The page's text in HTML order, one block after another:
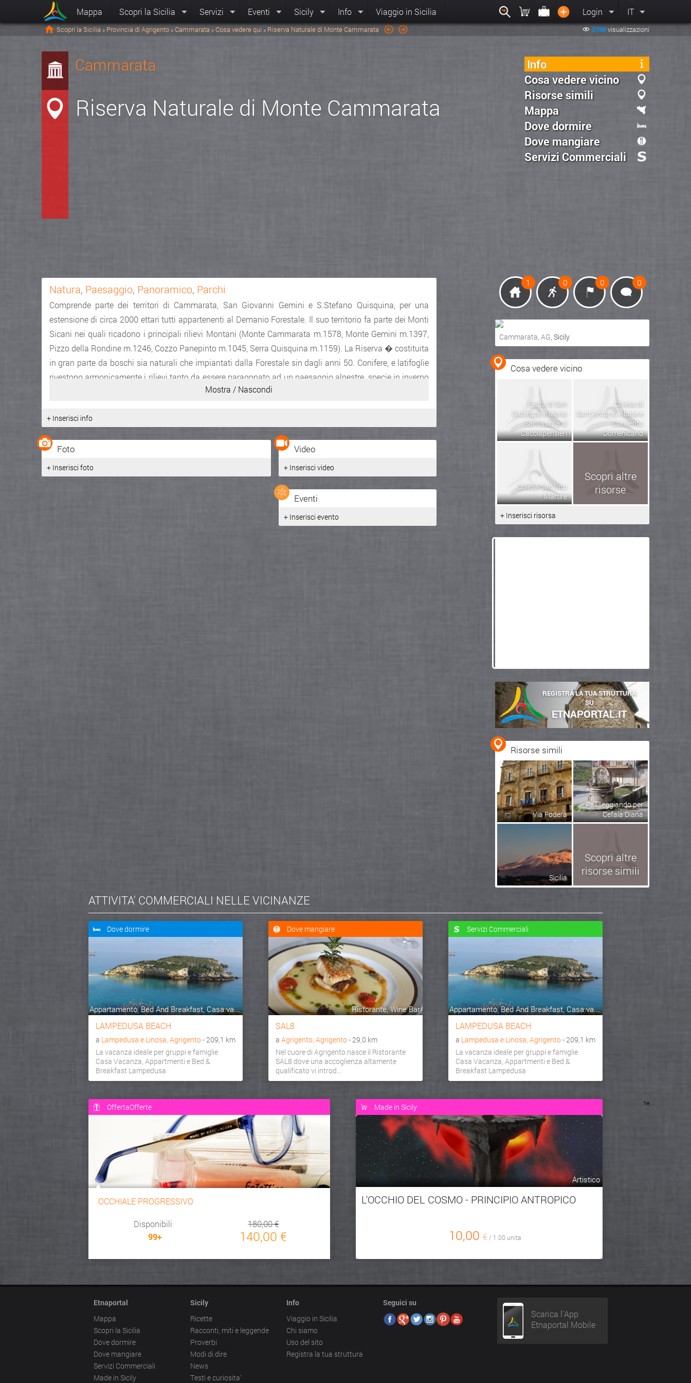
Mappa Scopri la Sicilia Servizi Eventi Sicily Info Viaggio in Sicilia Login IT
Scopri la Sicilia > Provincia di Agrigento > Cammarata > Cosa vedere qui > Riserva Naturale di Monte Cammarata 2706visualizzazioni
Cammarata
Riserva Naturale di Monte Cammarata
Info
Cosa vedere vicino
Risorse simili
Mappa
Dove dormire
Dove mangiare
Servizi Commerciali
Natura, Paesaggio, Panoramico, Parchi
Comprende parte dei territori di Cammarata, San Giovanni Gemini e S.Stefano Quisquina, per una
estensione di circa 2000 ettari tutti appartenenti al Demanio Forestale. Il suo territorio fa parte dei Monti
Sicani nei quali ricadono i principali rilievi Montani (Monte Cammarata m.1578, Monte Gemini m.1397,
Pizzo della Rondine m.1246, Cozzo Panepinto m.1045, Serra Quisquina m.1159). La Riserva � costituita
in gran parte da boschi sia naturali che impiantati dalla Forestale sin dagli anni 50. Conifere, e latifoglie
rivestono armonicamente i rilievi tanto da essere paragonato ad un paesaggio alpestre, specie in inverno
quando si ricopre di neve. In questo contesto l'Azienda Demaniale delle Foreste, ha realizzato in alcuni
vi si recano per passare una giornata di relax a contatto con la natura. Esistono anche diversi sentieri per
chi vuole effettuare escursioni, attraverso i quali si potranno ammirare suggestivi panorami, e le
centinaia di specie erbacee endemiche che crescono spontaneamente. I pi� fortunati potranno anche
incontrare specie faunistiche protette.
Inserito daAlfredo Petralia
Mostra / Nascondi
+ Inserisci info
Foto
+ Inserisci foto
Video
+ Inserisci video
Eventi
+ Inserisci evento
1 0 0 0
Ottieni indicazioni stradali
Visualizza mappa
Cammarata,AG, Sicily
Cosa vedere vicino
Festa di San
Giuseppe e Maria
Santissima di
Cacciapensieri
Chiesa di
Sant'Antonio Abate e
Convento
Domenicano
Chiesa San Vito
Martire
Scopri altre
risorse
+ Inserisci risorsa
REGISTRA LA TUA STRUTTURA
SU
ETNAPORTAL.IT
Risorse simili
Via Fodera
Passeggiando per
Cefalà Diana
Sicilia
Scopri altre
risorse simili
ATTIVITA' COMMERCIALI NELLE VICINANZE
Dove dormire
Appartamento, Bed And Breakfast, Casa va...
LAMPEDUSA BEACH
a Lampedusa e Linosa, Agrigento- 209,1 km
La vacanza ideale per gruppi e famiglie
Casa Vacanza, Appartmenti e Bed &
Breakfast Lampedusa
Dove mangiare
Ristorante, Wine Bar
SAL8
a Agrigento, Agrigento- 29,0 km
Nel cuore di Agrigento nasce il Ristorante
SAL8 dove una accoglienza altamente
qualificato vi introd...
Servizi Commerciali
Appartamento, Bed And Breakfast, Casa va...
LAMPEDUSA BEACH
a Lampedusa e Linosa, Agrigento- 209,1 km
La vacanza ideale per gruppi e famiglie
Casa Vacanza, Appartmenti e Bed &
Breakfast Lampedusa
OffertaOfferte
OCCHIALE PROGRESSIVO
Disponibili
99+
180,00 €
140,00 €
Made in Sicily
Artistico
L'OCCHIO DEL COSMO - PRINCIPIO ANTROPICO
10,00 € / 1.00 unita
Etnaportal
Mappa
Scopri la Sicilia
Dove dormire
Dove mangiare
Servizi Commerciali
Made in Sicily
Sicily
Ricette
Racconti, miti e leggende
Proverbi
Modi di dire
News
Testi e curiosita'
Info
Viaggio in Sicilia
Chi siamo
Uso del sito
Registra la tua struttura
Seguici su
Scarica l'App
Etnaportal Mobile
he